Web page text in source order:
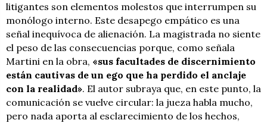
litigantes son elementos molestos que interrumpen su
monólogo interno. Este desapego empático es una
señal inequívoca de alienación. La magistrada no siente
el peso de las consecuencias porque, como señala
Martini en la obra, «sus facultades de discernimiento
están cautivas de un ego que ha perdido el anclaje
con la realidad». El autor subraya que, en este punto, la
comunicación se vuelve circular: la jueza habla mucho,
pero nada aporta al esclarecimiento de los hechos,